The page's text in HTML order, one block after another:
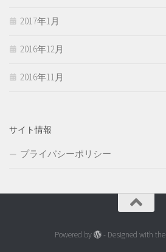
2017年1月
2016年12月
2016年11月
サイト情報
プライバシーポリシー
Powered by - Designed with the